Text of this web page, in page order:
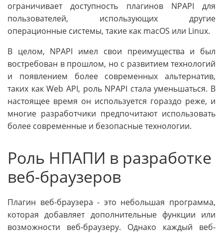
ограничивает доступность плагинов NPAPI для
пользователей, использующих другие
операционные системы, такие как macOS или Linux.
В целом, NPAPI имел свои преимущества и был
востребован в прошлом, но с развитием технологий
и появлением более современных альтернатив,
таких как Web API, роль NPAPI стала уменьшаться. В
настоящее время он используется гораздо реже, и
многие разработчики предпочитают использовать
более современные и безопасные технологии.
Роль НПАПИ в разработке
веб-браузеров
Плагин веб-браузера - это небольшая программа,
которая добавляет дополнительные функции или
возможности веб-браузеру. Однако каждый веб-